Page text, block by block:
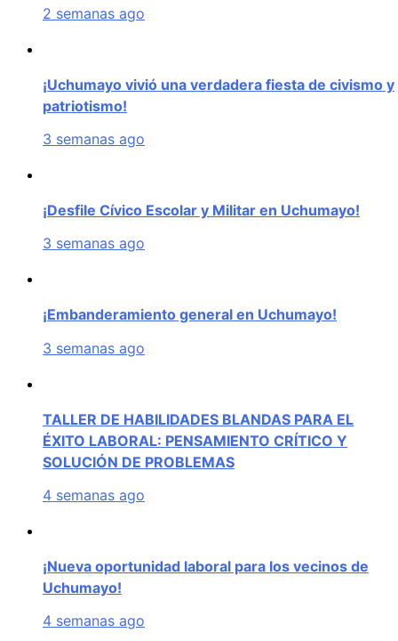
2 semanas ago
¡Uchumayo vivió una verdadera fiesta de civismo y
patriotismo!
3 semanas ago
¡Desfile Cívico Escolar y Militar en Uchumayo!
3 semanas ago
¡Embanderamiento general en Uchumayo!
3 semanas ago
TALLER DE HABILIDADES BLANDAS PARA EL
ÉXITO LABORAL: PENSAMIENTO CRÍTICO Y
SOLUCIÓN DE PROBLEMAS
4 semanas ago
¡Nueva oportunidad laboral para los vecinos de
Uchumayo!
4 semanas ago